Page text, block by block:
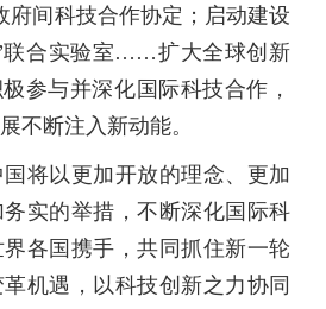
府间科技合作协定；启动建设
联合实验室……扩大全球创新
参与并深化国际科技合作，
不断注入新动能。
以更加开放的理念、更加
实的举措，不断深化国际科
各国携手，共同抓住新一轮
机遇，以科技创新之力协同